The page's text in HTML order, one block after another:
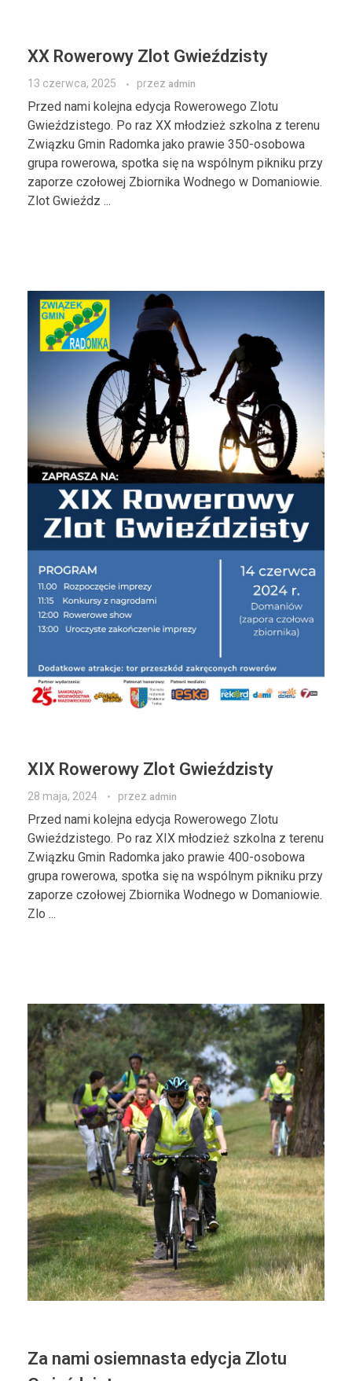
XX Rowerowy Zlot Gwieździsty
13 czerwca, 2025 przez admin
Przed nami kolejna edycja Rowerowego Zlotu
Gwieździstego. Po raz XX młodzież szkolna z terenu
Związku Gmin Radomka jako prawie 350-osobowa
grupa rowerowa, spotka się na wspólnym pikniku przy
zaporze czołowej Zbiornika Wodnego w Domaniowie.
Zlot Gwieźdz ...
XIX Rowerowy Zlot Gwieździsty
28 maja, 2024 przez admin
Przed nami kolejna edycja Rowerowego Zlotu
Gwieździstego. Po raz XIX młodzież szkolna z terenu
Związku Gmin Radomka jako prawie 400-osobowa
grupa rowerowa, spotka się na wspólnym pikniku przy
zaporze czołowej Zbiornika Wodnego w Domaniowie.
Zlo ...
Za nami osiemnasta edycja Zlotu